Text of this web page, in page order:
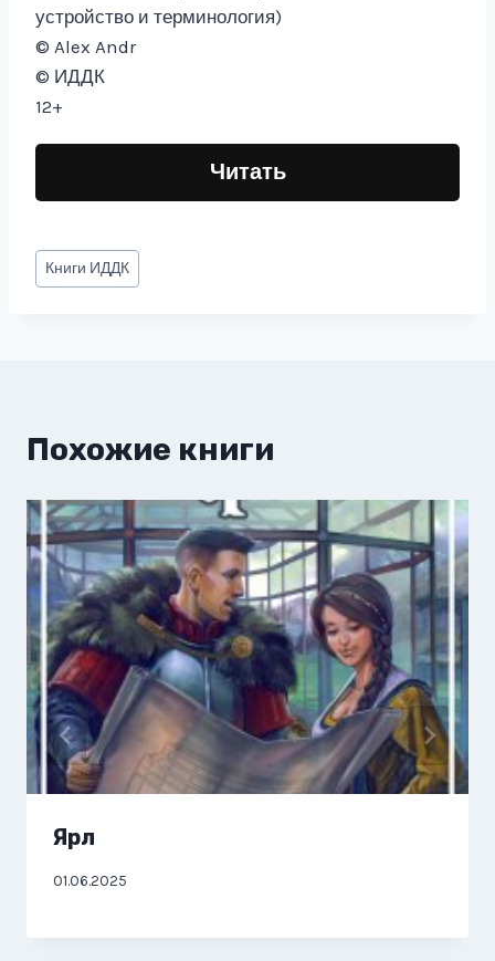
устройство и терминология)
© Alex Andr
© ИДДК
12+
Читать
Метки
записи:
Книги ИДДК
Похожие книги
Ярл
01.06.2025